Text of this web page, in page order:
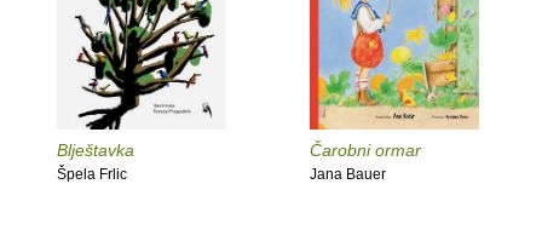
Blještavka
Špela Frlic
Čarobni ormar
Jana Bauer